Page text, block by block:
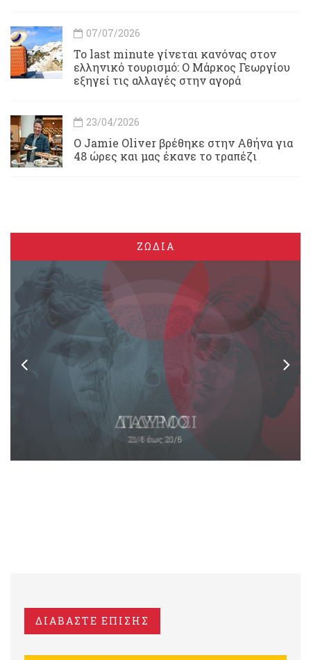
07/07/2026
Το last minute γίνεται κανόνας στον
ελληνικό τουρισμό: Ο Μάρκος Γεωργίου
εξηγεί τις αλλαγές στην αγορά
23/04/2026
Ο Jamie Oliver βρέθηκε στην Αθήνα για
48 ώρες και μας έκανε το τραπέζι
ΖΩΔΙΑ
ΔΙΑΒΑΣΤΕ ΕΠΙΣΗΣ